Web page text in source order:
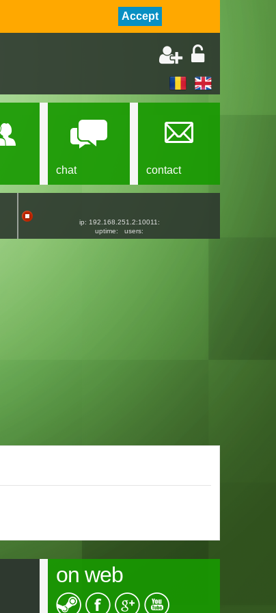
Accept
chat contact
ip: 192.168.251.2:10011:
uptime:
users:
on web